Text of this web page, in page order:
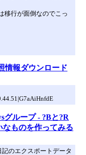
移行が面倒なのでこっ
情報ダウンロード
グループ - ?Bと?R
なものを作ってみる
記のエクスポートデータ